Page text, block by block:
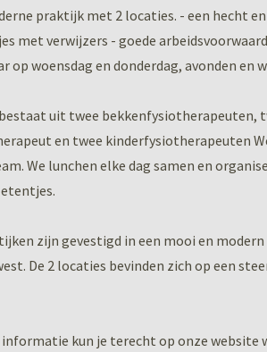
praktijk met 2 locaties. - een hecht
met verwijzers - goede
op woensdag en donderdag, avonden en
uit twee bekkenfysiotherapeuten,
en twee kinderfysiotherapeuten
We lunchen elke dag samen en
etentjes.
zijn gevestigd in een mooi en
De 2 locaties bevinden zich op een
kun je terecht op onze website